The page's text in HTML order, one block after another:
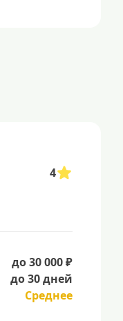
4
до 30 000 ₽
до 30 дней
Среднее